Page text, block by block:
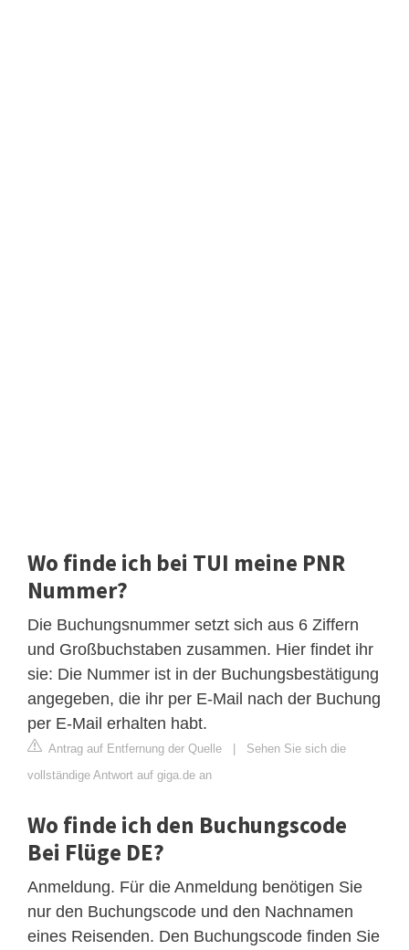
Wo finde ich bei TUI meine PNR
Nummer?
Die Buchungsnummer setzt sich aus 6 Ziffern
und Großbuchstaben zusammen. Hier findet ihr
sie: Die Nummer ist in der Buchungsbestätigung
angegeben, die ihr per E-Mail nach der Buchung
per E-Mail erhalten habt.
Antrag auf Entfernung der Quelle | Sehen Sie sich die
vollständige Antwort auf giga.de an
Wo finde ich den Buchungscode
Bei Flüge DE?
Anmeldung. Für die Anmeldung benötigen Sie
nur den Buchungscode und den Nachnamen
eines Reisenden. Den Buchungscode finden Sie